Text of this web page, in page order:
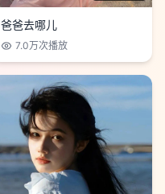
爸爸去哪儿
7.0万次播放